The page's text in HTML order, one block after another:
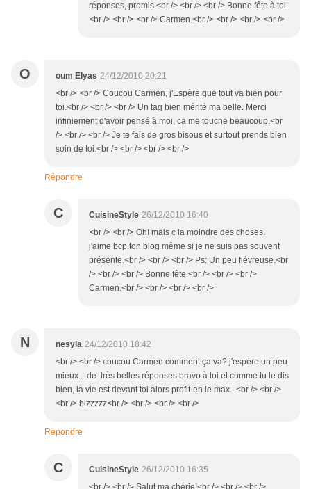
réponses, promis.<br /> <br /> <br /> Bonne fête à toi.
<br /> <br /> <br /> Carmen.<br /> <br /> <br /> <br />
O oum Elyas 24/12/2010 20:21
<br /> <br /> Coucou Carmen, j'Espère que tout va bien pour
toi.<br /> <br /> <br /> Un tag bien mérité ma belle. Merci
infiniement d'avoir pensé à moi, ca me touche beaucoup.<br
/> <br /> <br /> Je te fais de gros bisous et surtout prends bien
soin de toi.<br /> <br /> <br /> <br />
Répondre
C CuisineStyle 26/12/2010 16:40
<br /> <br /> Oh! mais c la moindre des choses,
j'aime bcp ton blog même si je ne suis pas souvent
présente.<br /> <br /> <br /> Ps: Un peu fiévreuse.<br
/> <br /> <br /> Bonne fête.<br /> <br /> <br />
Carmen.<br /> <br /> <br /> <br />
N nesyla 24/12/2010 18:42
<br /> <br /> coucou Carmen comment ça va? j'espère un peu
mieux... de très belles réponses bravo à toi et comme tu le dis
bien, la vie est devant toi alors profit-en le max...<br /> <br />
<br /> bizzzzz<br /> <br /> <br /> <br />
Répondre
C CuisineStyle 26/12/2010 16:35
<br /> <br /> Salut ma chérie!<br /> <br /> <br />